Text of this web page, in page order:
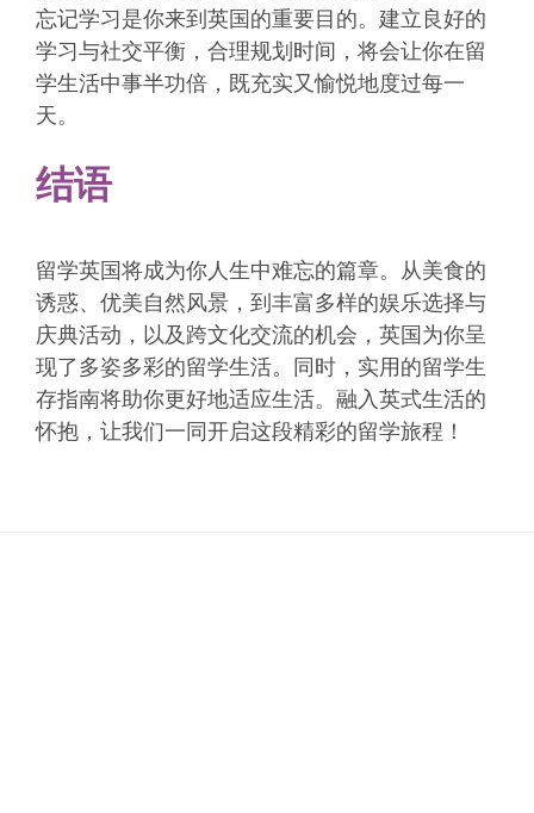
忘记学习是你来到英国的重要目的。建立良好的
学习与社交平衡，合理规划时间，将会让你在留
学生活中事半功倍，既充实又愉悦地度过每一
天。
结语
留学英国将成为你人生中难忘的篇章。从美食的
诱惑、优美自然风景，到丰富多样的娱乐选择与
庆典活动，以及跨文化交流的机会，英国为你呈
现了多姿多彩的留学生活。同时，实用的留学生
存指南将助你更好地适应生活。融入英式生活的
怀抱，让我们一同开启这段精彩的留学旅程！